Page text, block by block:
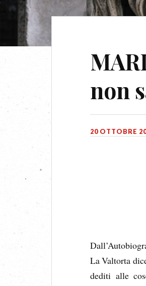
non
20 OTTOBRE
La Valtorta
dediti alle